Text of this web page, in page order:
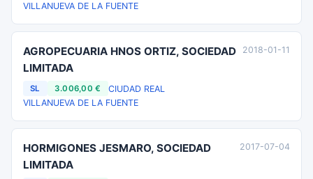
VILLANUEVA DE LA FUENTE
AGROPECUARIA HNOS ORTIZ, SOCIEDAD
LIMITADA
SL 3.006,00 €
CIUDAD REAL
VILLANUEVA DE LA FUENTE
2018-01-11
HORMIGONES JESMARO, SOCIEDAD
LIMITADA
2017-07-04